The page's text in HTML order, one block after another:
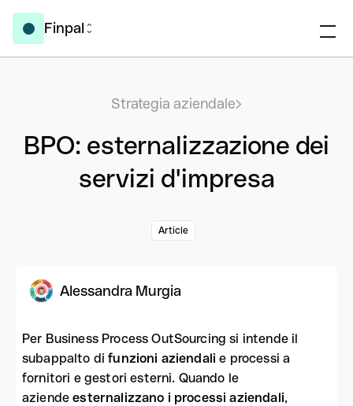
Finpal
Strategia aziendale
BPO: esternalizzazione dei
servizi d'impresa
Article
Alessandra Murgia
Per Business Process OutSourcing si intende il
subappalto difunzioni aziendali e processi a
fornitori e gestori esterni. Quando le
aziendeesternalizzano i processi aziendali,